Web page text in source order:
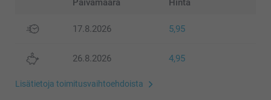
Päivämäärä Hinta
17.8.2026 5,95
26.8.2026 4,95
Lisätietoja toimitusvaihtoehdoista